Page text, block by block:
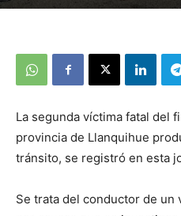
La segunda víctima fatal del
provincia de Llanquihue
tránsito, se registró en esta
Se trata del conductor de un